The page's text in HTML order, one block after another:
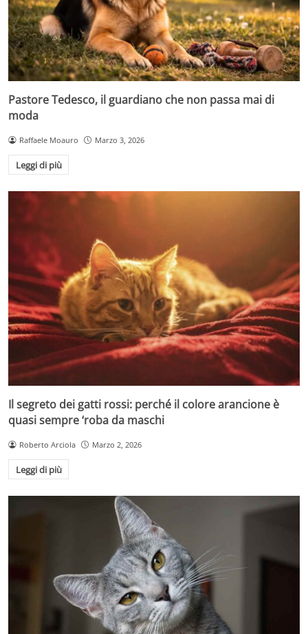
Pastore Tedesco, il guardiano che non passa mai di
moda
Raffaele Moauro Marzo 3, 2026
Leggi di più
Il segreto dei gatti rossi: perché il colore arancione è
quasi sempre ‘roba da maschi
Roberto Arciola Marzo 2, 2026
Leggi di più